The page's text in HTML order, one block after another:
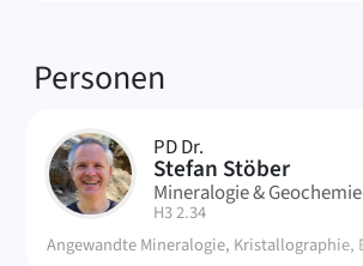
Verknüpfte
Personen
SS PD Dr.
Stefan Stöber
Mineralogie & Geochemie
| Raum:
H3 2.34
Angewandte Mineralogie, Kristallographie,